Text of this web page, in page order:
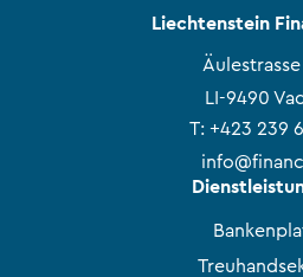
Liechtenstein
LI-9490
T: +423 239